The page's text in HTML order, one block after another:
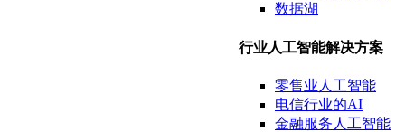
数据湖
行业人工智能解决方案
零售业 人工智能
电信行业的AI
金融服务 人工智能